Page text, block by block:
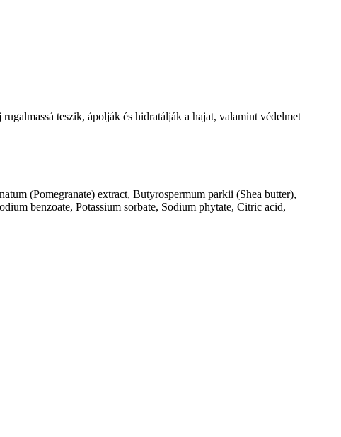
teszik, ápolják és hidratálják a hajat, valamint védelmet
(Pomegranate) extract, Butyrospermum parkii (Shea butter),
benzoate, Potassium sorbate, Sodium phytate, Citric acid,